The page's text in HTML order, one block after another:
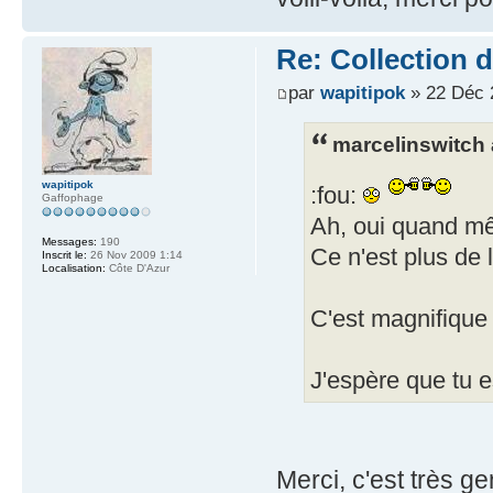
Re: Collection
par wapitipok» 22 Déc
marcelinswitch
:fou:
Ah, oui quand
Ce n'est plus de
C'est
J'espère que tu
Merci, c'est très
wapitipok
Gaffophage
Messages: 190
Inscrit le: 26 Nov 2009 1:14
Localisation: Côte D'Azur